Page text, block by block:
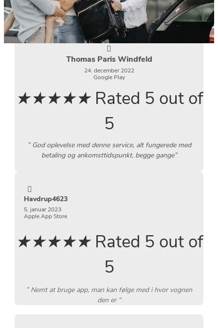
Thomas Paris Windfeld
24. december 2022
Google Play
★★★★★ Rated 5 out of
5
” God oplevelse med denne service, alt fungerede med
betaling og ankomsttidspunkt, begge gange”
Havdrup4623
5. januar 2023
Apple App Store
★★★★★ Rated 5 out of
5
” Nemt at bruge app, man kan følge med i hvor vognen
den er “